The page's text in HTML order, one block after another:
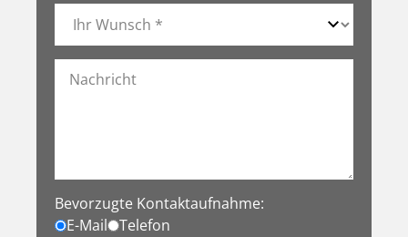
Bevorzugte Kontaktaufnahme:
E-Mail
Telefon